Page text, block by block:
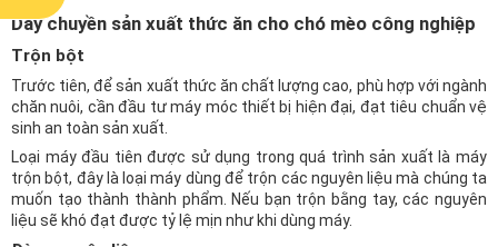
Dây chuyền sản xuất thức ăn cho chó mèo công nghiệp
Trộn bột
Trước tiên, để sản xuất thức ăn chất lượng cao, phù hợp với ngành
chăn nuôi, cần đầu tư máy móc thiết bị hiện đại, đạt tiêu chuẩn vệ
sinh an toàn sản xuất.
Loại máy đầu tiên được sử dụng trong quá trình sản xuất là máy
trộn bột, đây là loại máy dùng để trộn các nguyên liệu mà chúng ta
muốn tạo thành thành phẩm. Nếu bạn trộn bằng tay, các nguyên
liệu sẽ khó đạt được tỷ lệ mịn như khi dùng máy.